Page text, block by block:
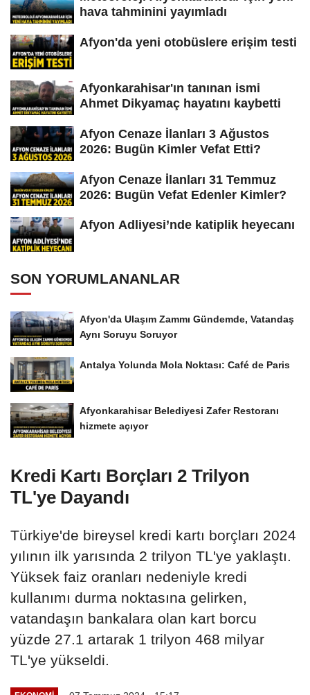
hava tahminini yayımladı
Afyon'da yeni otobüslere erişim testi
Afyonkarahisar'ın tanınan ismi
Ahmet Dikyamaç hayatını kaybetti
Afyon Cenaze İlanları 3 Ağustos
2026: Bugün Kimler Vefat Etti?
Afyon Cenaze İlanları 31 Temmuz
2026: Bugün Vefat Edenler Kimler?
Afyon Adliyesi’nde katiplik heyecanı
SON YORUMLANANLAR
Afyon'da Ulaşım Zammı Gündemde, Vatandaş
Aynı Soruyu Soruyor
Antalya Yolunda Mola Noktası: Café de Paris
Afyonkarahisar Belediyesi Zafer Restoranı
hizmete açıyor
Kredi Kartı Borçları 2 Trilyon
TL'ye Dayandı
Türkiye'de bireysel kredi kartı borçları 2024
yılının ilk yarısında 2 trilyon TL'ye yaklaştı.
Yüksek faiz oranları nedeniyle kredi
kullanımı durma noktasına gelirken,
vatandaşın bankalara olan kart borcu
yüzde 27.1 artarak 1 trilyon 468 milyar
TL'ye yükseldi.